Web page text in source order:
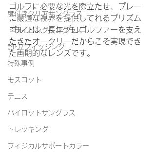
度付きクリアサングラス
ドライビングサングラス
釣り/フィッシング
特殊事例
モスコット
テニス
パイロットサングラス
トレッキング
フィジカルサポートカラー
ゴルフに必要な光を際立たせ、プレー
に最適な視界を提供してれるプリズム
ゴルフは、長年プロゴルファーを支え
たきたオークリーだからこそ実現でき
た画期的なレンズです。